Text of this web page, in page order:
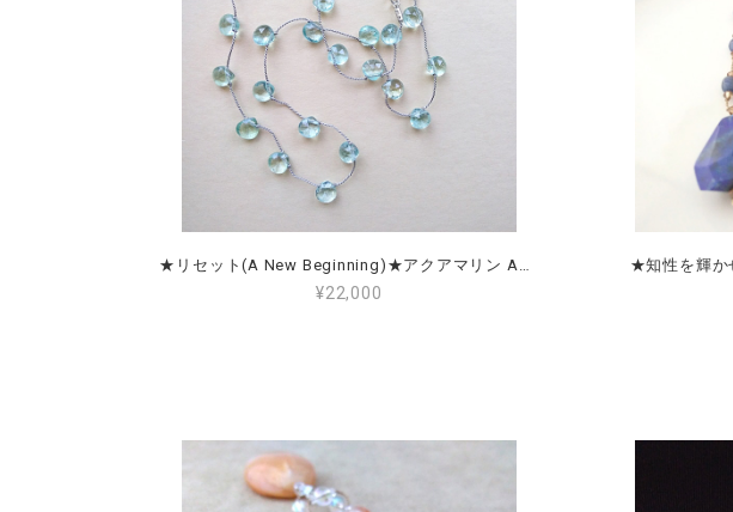
★リセット(A New Beginning)★アクアマリン Aquamarine
¥22,000
★知性を輝か